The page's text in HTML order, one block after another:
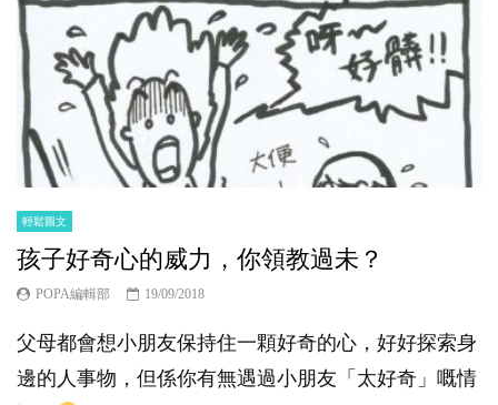
輕鬆圖文
孩子好奇心的威力，你領教過未？
POPA編輯部 19/09/2018
父母都會想小朋友保持住一顆好奇的心，好好探索身
邊的人事物，但係你有無遇過小朋友「太好奇」嘅情